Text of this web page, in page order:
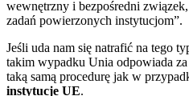
wewnętrzny i bezpośredni
zadań powierzonych instytucjom”.
Jeśli uda nam się natrafić na tego
takim wypadku Unia odpowiada
taką samą procedurę jak w
instytucje UE.